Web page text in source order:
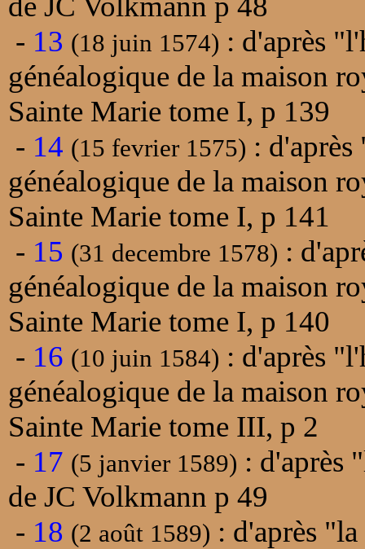
- 13 (18 juin 1574) : d'après
généalogique de la maison
Sainte Marie tome I, p 139
- 14 (15 fevrier 1575) :
généalogique de la maison
Sainte Marie tome I, p 141
- 15 (31 decembre 1578) :
généalogique de la maison
Sainte Marie tome I, p 140
- 16 (10 juin 1584) : d'après
généalogique de la maison
Sainte Marie tome III, p 2
- 17 (5 janvier 1589) : d'après
de JC Volkmann p 49
- 18 (2 août 1589) : d'après